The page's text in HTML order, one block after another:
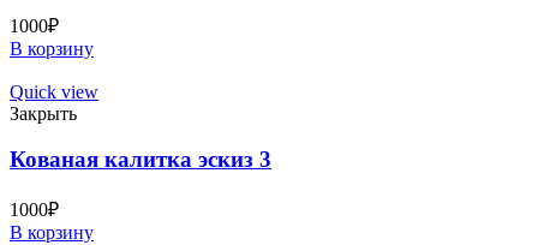
1000₽
В корзину
Quick view
Закрыть
Кованая калитка эскиз 3
1000₽
В корзину